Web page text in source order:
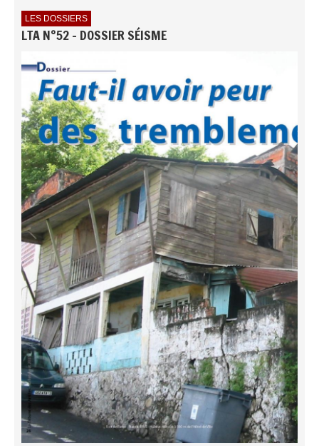
LES DOSSIERS
LTA N°52 - DOSSIER SÉISME